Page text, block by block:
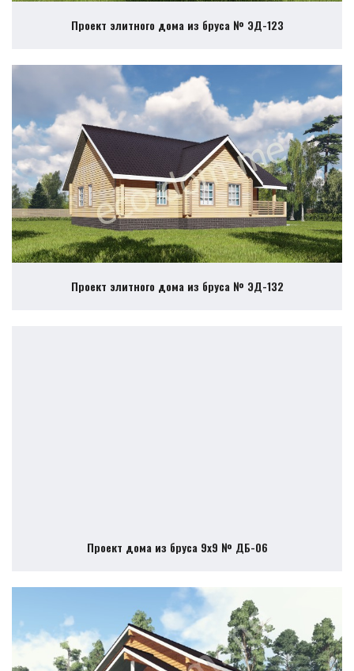
Проект элитного дома из бруса № ЭД-123
Проект элитного дома из бруса № ЭД-132
Проект дома из бруса 9х9 № ДБ-06